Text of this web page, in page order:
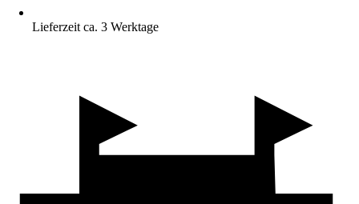
Lieferzeit ca. 3 Werktage